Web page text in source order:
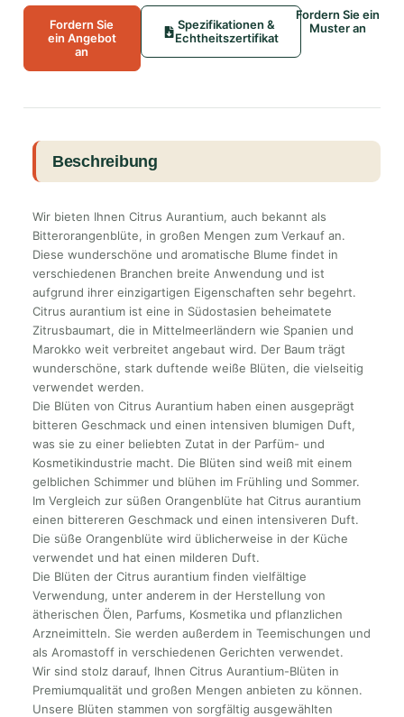
Fordern Sie
ein Angebot
an
Spezifikationen &
Echtheitszertifikat
Fordern Sie ein
Muster an
Beschreibung
Wir bieten Ihnen Citrus Aurantium, auch bekannt als
Bitterorangenblüte, in großen Mengen zum Verkauf an.
Diese wunderschöne und aromatische Blume findet in
verschiedenen Branchen breite Anwendung und ist
aufgrund ihrer einzigartigen Eigenschaften sehr begehrt.
Citrus aurantium ist eine in Südostasien beheimatete
Zitrusbaumart, die in Mittelmeerländern wie Spanien und
Marokko weit verbreitet angebaut wird. Der Baum trägt
wunderschöne, stark duftende weiße Blüten, die vielseitig
verwendet werden.
Die Blüten von Citrus Aurantium haben einen ausgeprägt
bitteren Geschmack und einen intensiven blumigen Duft,
was sie zu einer beliebten Zutat in der Parfüm- und
Kosmetikindustrie macht. Die Blüten sind weiß mit einem
gelblichen Schimmer und blühen im Frühling und Sommer.
Im Vergleich zur süßen Orangenblüte hat Citrus aurantium
einen bittereren Geschmack und einen intensiveren Duft.
Die süße Orangenblüte wird üblicherweise in der Küche
verwendet und hat einen milderen Duft.
Die Blüten der Citrus aurantium finden vielfältige
Verwendung, unter anderem in der Herstellung von
ätherischen Ölen, Parfums, Kosmetika und pflanzlichen
Arzneimitteln. Sie werden außerdem in Teemischungen und
als Aromastoff in verschiedenen Gerichten verwendet.
Wir sind stolz darauf, Ihnen Citrus Aurantium-Blüten in
Premiumqualität und großen Mengen anbieten zu können.
Unsere Blüten stammen von sorgfältig ausgewählten